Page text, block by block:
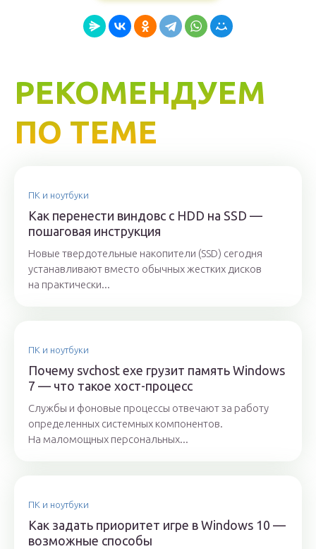
РЕКОМЕНДУЕМ
ПО ТЕМЕ
ПК и ноутбуки
Как перенести виндовс с HDD на SSD —
пошаговая инструкция
Новые твердотельные накопители (SSD) сегодня
устанавливают вместо обычных жестких дисков
на практически...
ПК и ноутбуки
Почему svchost exe грузит память Windows
7 — что такое хост-процесс
Службы и фоновые процессы отвечают за работу
определенных системных компонентов.
На маломощных персональных...
ПК и ноутбуки
Как задать приоритет игре в Windows 10 —
возможные способы